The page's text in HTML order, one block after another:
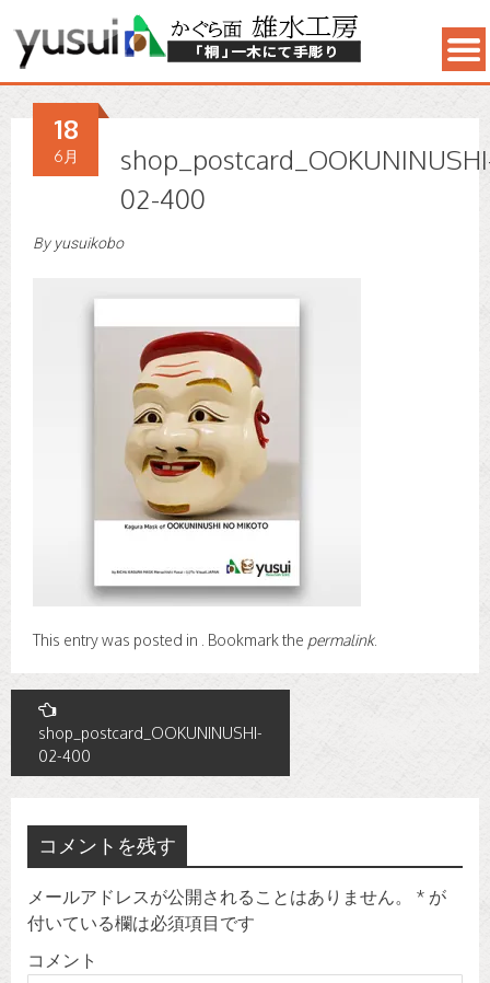
02-400
18
6月
By yusuikobo
This entry was posted in . Bookmark the permalink.
ナ
ビ
ー
シ
ョ
ン
shop_postcard_OOKUNINUSHI-
02-400
コメントを残す
メールアドレスが公開されることはありません。 * が
付いている欄は必須項目です
コメント